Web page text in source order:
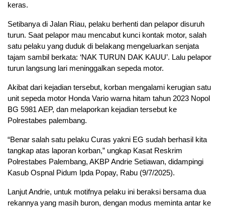
keras.
Setibanya di Jalan Riau, pelaku berhenti dan pelapor disuruh
turun. Saat pelapor mau mencabut kunci kontak motor, salah
satu pelaku yang duduk di belakang mengeluarkan senjata
tajam sambil berkata: ‘NAK TURUN DAK KAUU’. Lalu pelapor
turun langsung lari meninggalkan sepeda motor.
Akibat dari kejadian tersebut, korban mengalami kerugian satu
unit sepeda motor Honda Vario warna hitam tahun 2023 Nopol
BG 5981 AEP, dan melaporkan kejadian tersebut ke
Polrestabes palembang.
“Benar salah satu pelaku Curas yakni EG sudah berhasil kita
tangkap atas laporan korban,” ungkap Kasat Reskrim
Polrestabes Palembang, AKBP Andrie Setiawan, didampingi
Kasub Ospnal Pidum Ipda Popay, Rabu (9/7/2025).
Lanjut Andrie, untuk motifnya pelaku ini beraksi bersama dua
rekannya yang masih buron, dengan modus meminta antar ke